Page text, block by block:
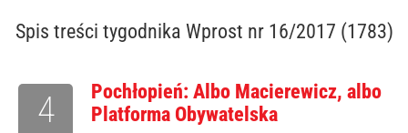
Spis treści tygodnika Wprost nr 16/2017 (1783)
Pochłopień: Albo Macierewicz, albo
Platforma Obywatelska
4